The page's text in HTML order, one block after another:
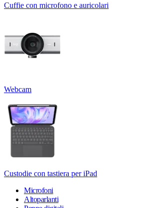
Cuffie con microfono e auricolari
Webcam
Custodie con tastiera per iPad
Microfoni
Altoparlanti